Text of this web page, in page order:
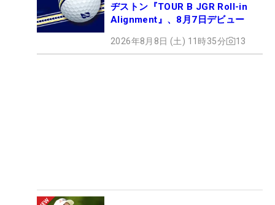
ヂストン『TOUR B JGR Roll-in
Alignment』、8月7日デビュー
2026年8月8日 (土) 11時35分 13